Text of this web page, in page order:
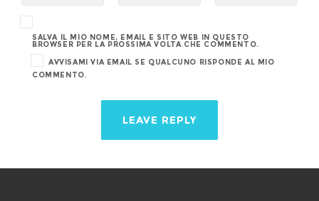
SALVA IL MIO NOME, EMAIL E SITO WEB IN QUESTO
BROWSER PER LA PROSSIMA VOLTA CHE COMMENTO.
AVVISAMI VIA EMAIL SE QUALCUNO RISPONDE AL MIO
COMMENTO.